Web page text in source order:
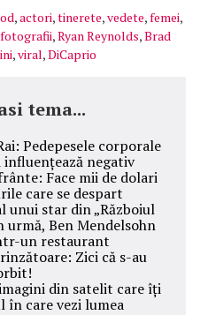
,actori,tinerete,vedete,femei,
fotografii,Ryan Reynolds,Brad
,viral,DiCaprio
tema...
Pedepesele corporale
negativ
Face mii de dolari
care se despart
unui star din „Războiul
urmă, Ben Mendelsohn
un restaurant
Zici că s-au
din satelit care îți
în care vezi lumea